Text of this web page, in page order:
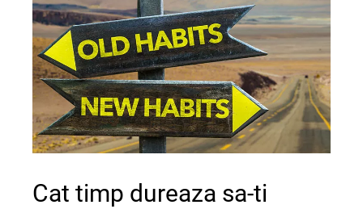
Cat timp dureaza sa-ti